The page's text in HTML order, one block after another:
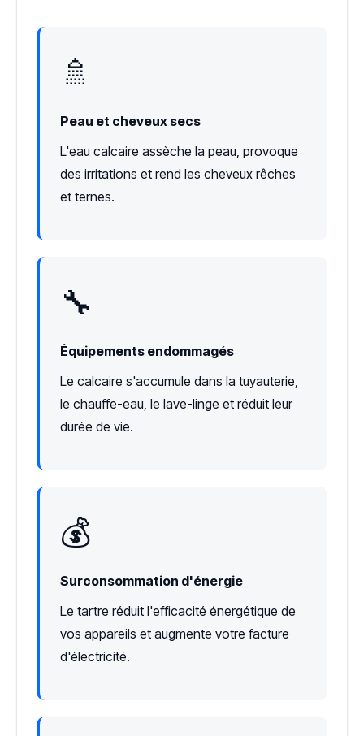
🚿
Peau et cheveux secs
L'eau calcaire assèche la peau, provoque
des irritations et rend les cheveux rêches
et ternes.
🔧
Équipements endommagés
Le calcaire s'accumule dans la tuyauterie,
le chauffe-eau, le lave-linge et réduit leur
durée de vie.
💰
Surconsommation d'énergie
Le tartre réduit l'efficacité énergétique de
vos appareils et augmente votre facture
d'électricité.